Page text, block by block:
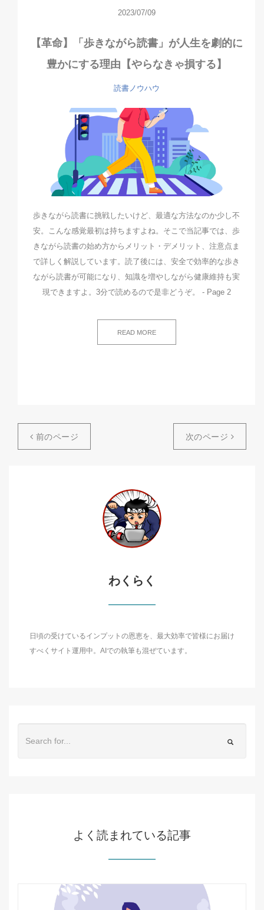
2023/07/09
【革命】「歩きながら読書」が人生を劇的に
豊かにする理由【やらなきゃ損する】
読書ノウハウ
歩きながら読書に挑戦したいけど、最適な方法なのか少し不
安。こんな感覚最初は持ちますよね。そこで当記事では、歩
きながら読書の始め方からメリット・デメリット、注意点ま
で詳しく解説しています。読了後には、安全で効率的な歩き
ながら読書が可能になり、知識を増やしながら健康維持も実
現できますよ。3分で読めるので是非どうぞ。 - Page 2
READ MORE
前のページ 次のページ
わくらく
日頃の受けているインプットの恩恵を、最大効率で皆様にお届け
すべくサイト運用中。AIでの執筆も混ぜています。
よく読まれている記事